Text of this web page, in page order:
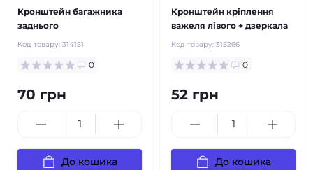
Кронштейн багажника
заднього
Код товару: 314151
0
70 грн
До кошика
Кронштейн кріплення
важеля лівого + дзеркала
Код товару: 315266
0
52 грн
До кошика